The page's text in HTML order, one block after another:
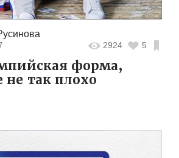
2924 5
форма,
не так плохо